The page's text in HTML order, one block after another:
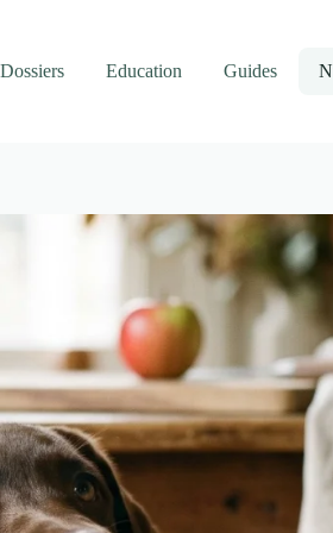
Dossiers Education Guides